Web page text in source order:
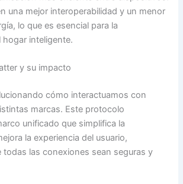
una mejor interoperabilidad y un menor
lo que es esencial para la
inteligente.
y su impacto
cómo interactuamos con
marcas. Este protocolo
unificado que simplifica la
la experiencia del usuario,
todas las conexiones sean seguras y